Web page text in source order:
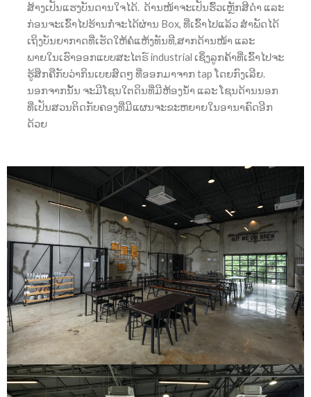
ສ້າງເປັນແຮງບັນດານໃຈໄດ້. ດ້ານໜ້າຈະເປັນຮົ້ວເຫຼັກສີດຳ ແລະ
ກ່ອນຈະເຂົ້າໄປຮ້ານກໍ່ຈະໄດ້ຜ່ານ Box, ທີ່ເຂົ້າໄປແລ້ວ ສຳພັດໄດ້
ເຖິງບັນຍາກາດທີ່ເຮັດໃຫ້ຄໍແຫ້ງທັນທີ,ສາກດ້ານໜ້າ ແລະ
ພາຍໃນເຮົາອອກແບບສະໄຕຣ໌ industrial ເຊິ່ງລູກຄ້າທີ່ເຂົ້າໄປຈະ
ຮູ້ສຶກຄືກັບວ່າກິນເບຍສົດໆ ທີ່ອອກມາຈາກ tap ໂດຍກົງເລີຍ.
ນອກຈາກນັ້ນ ຈະມີໂຊນໃຕດິນທີ່ມີຫ້ອງນ້ຳ ແລະ ໂຊນດ້ານນອກ
ທີ່ເປັນສວນຕິດກັບຄອງທີ່ມີແຜນຈະຂະຫຍາຍໃນອານາຄົດອີກ
ດ້ວຍ